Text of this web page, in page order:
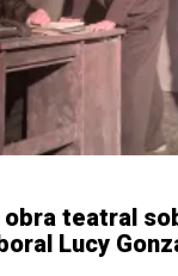
teatral
Lucy